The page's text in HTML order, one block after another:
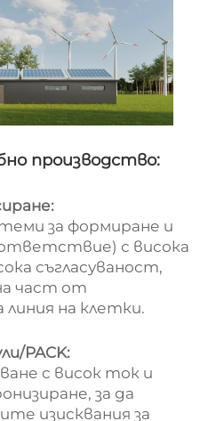
производство:
за формиране и
с висока
съгласуваност,
част от
на клетки.
PACK:
с висок ток и
за да
изисквания за